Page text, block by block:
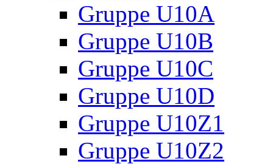
Gruppe U10A
Gruppe U10B
Gruppe U10C
Gruppe U10D
Gruppe U10Z1
Gruppe U10Z2